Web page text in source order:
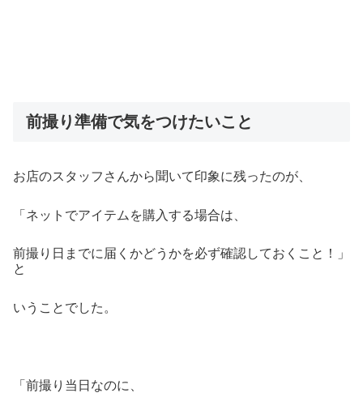
前撮り準備で気をつけたいこと
お店のスタッフさんから聞いて印象に残ったのが、
「ネットでアイテムを購入する場合は、
前撮り日までに届くかどうかを必ず確認しておくこと！」
と
いうことでした。
「前撮り当日なのに、